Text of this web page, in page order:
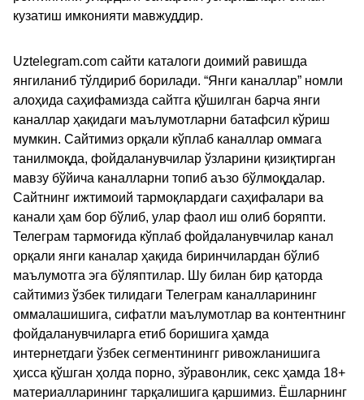
кузатиш имконияти мавжуддир.
Uztelegram.com сайти каталоги доимий равишда
янгиланиб тўлдириб борилади. “Янги каналлар” номли
алоҳида саҳифамизда сайтга қўшилган барча янги
каналлар ҳақидаги маълумотларни батафсил кўриш
мумкин. Сайтимиз орқали кўплаб каналлар оммага
танилмоқда, фойдаланувчилар ўзларини қизиқтирган
мавзу бўйича каналларни топиб аъзо бўлмоқдалар.
Сайтнинг ижтимоий тармоқлардаги саҳифалари ва
канали ҳам бор бўлиб, улар фаол иш олиб боряпти.
Телеграм тармоғида кўплаб фойдаланувчилар канал
орқали янги каналар ҳақида биринчилардан бўлиб
маълумотга эга бўляптилар. Шу билан бир қаторда
сайтимиз ўзбек тилидаги Телеграм каналларининг
оммалашишига, сифатли маълумотлар ва контентнинг
фойдаланувчиларга етиб боришига ҳамда
интернетдаги ўзбек сегментинингг ривожланишига
ҳисса қўшган ҳолда порно, зўравонлик, секс ҳамда 18+
материалларининг тарқалишига қаршимиз. Ёшларнинг